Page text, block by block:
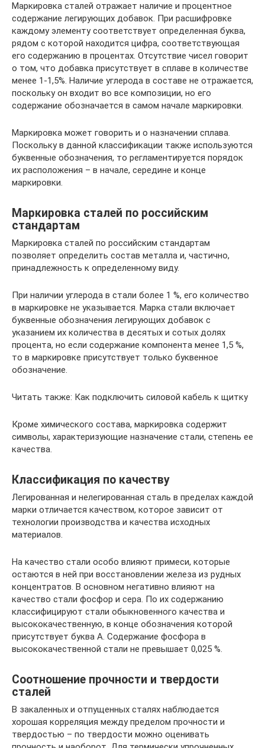
Маркировка сталей отражает наличие и процентное
содержание легирующих добавок. При расшифровке
каждому элементу соответствует определенная буква,
рядом с которой находится цифра, соответствующая
его содержанию в процентах. Отсутствие чисел говорит
о том, что добавка присутствует в сплаве в количестве
менее 1-1,5%. Наличие углерода в составе не отражается,
поскольку он входит во все композиции, но его
содержание обозначается в самом начале маркировки.
Маркировка может говорить и о назначении сплава.
Поскольку в данной классификации также используются
буквенные обозначения, то регламентируется порядок
их расположения – в начале, середине и конце
маркировки.
Маркировка сталей по российским
стандартам
Маркировка сталей по российским стандартам
позволяет определить состав металла и, частично,
принадлежность к определенному виду.
При наличии углерода в стали более 1 %, его количество
в маркировке не указывается. Марка стали включает
буквенные обозначения легирующих добавок с
указанием их количества в десятых и сотых долях
процента, но если содержание компонента менее 1,5 %,
то в маркировке присутствует только буквенное
обозначение.
Читать также: Как подключить силовой кабель к щитку
Кроме химического состава, маркировка содержит
символы, характеризующие назначение стали, степень ее
качества.
Классификация по качеству
Легированная и нелегированная сталь в пределах каждой
марки отличается качеством, которое зависит от
технологии производства и качества исходных
материалов.
На качество стали особо влияют примеси, которые
остаются в ней при восстановлении железа из рудных
концентратов. В основном негативно влияют на
качество стали фосфор и сера. По их содержанию
классифицируют стали обыкновенного качества и
высококачественную, в конце обозначения которой
присутствует буква А. Содержание фосфора в
высококачественной стали не превышает 0,025 %.
Соотношение прочности и твердости
сталей
В закаленных и отпущенных сталях наблюдается
хорошая корреляция между пределом прочности и
твердостью – по твердости можно оценивать